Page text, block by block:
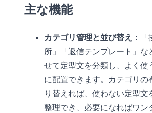
主な機能
カテゴリ管理と並び替え：
所」「返信テンプレート」な
せて定型文を分類し、よく使
に配置できます。カテゴリの
り替えれば、使わない定型文
整理でき、必要になればワン